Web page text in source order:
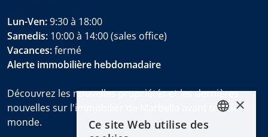
Lun-Ven:9:30 à 18:00
Samedis: 10:00 à 14:00 (sales office)
Vacances:fermé
Alerte immobilière hebdomadaire
Découvrez les nouvelles propriétés et les dernières
nouvelles sur l'immobilier de Marbella avant tout le
monde.
ENGLISH
×
Ce site Web utilise des